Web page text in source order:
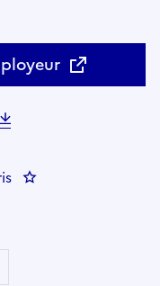
: Adjoint(e) au
Twitter) -
par email